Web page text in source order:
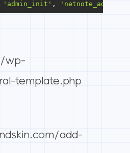
'admin_init' ,
/wp-
template.php
add-